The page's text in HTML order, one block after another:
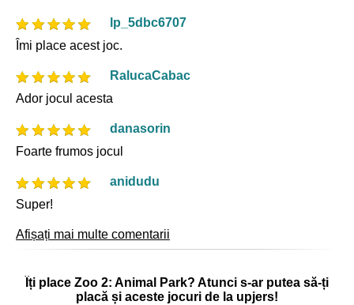
lp_5dbc6707
Îmi place acest joc.
RalucaCabac
Ador jocul acesta
danasorin
Foarte frumos jocul
anidudu
Super!
Afișați mai multe comentarii
Îți place Zoo 2: Animal Park? Atunci s-ar putea să-ți
placă și aceste jocuri de la upjers!